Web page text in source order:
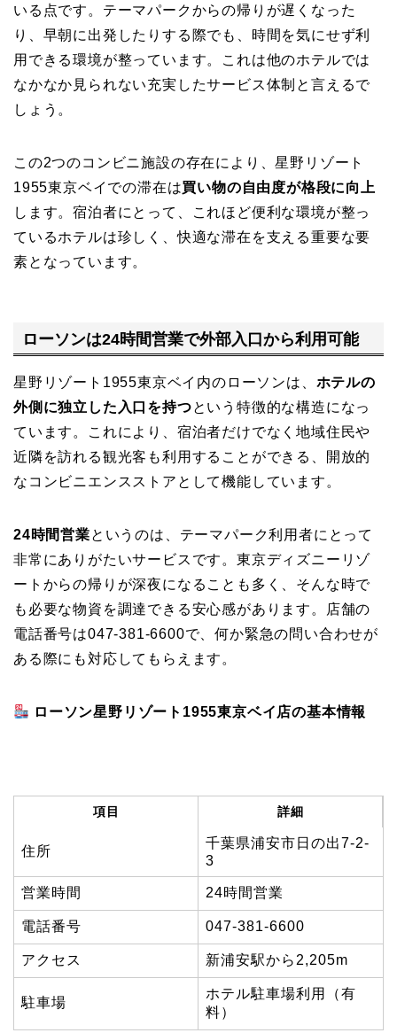
いる点です。テーマパークからの帰りが遅くなった
り、早朝に出発したりする際でも、時間を気にせず利
用できる環境が整っています。これは他のホテルでは
なかなか見られない充実したサービス体制と言えるで
しょう。
この2つのコンビニ施設の存在により、星野リゾート
1955東京ベイでの滞在は買い物の自由度が格段に向上
します。宿泊者にとって、これほど便利な環境が整っ
ているホテルは珍しく、快適な滞在を支える重要な要
素となっています。
ローソンは24時間営業で外部入口から利用可能
星野リゾート1955東京ベイ内のローソンは、 ホテルの
外側に独立した入口を持つという特徴的な構造になっ
ています。これにより、宿泊者だけでなく地域住民や
近隣を訪れる観光客も利用することができる、開放的
なコンビニエンスストアとして機能しています。
24時間営業というのは、テーマパーク利用者にとって
非常にありがたいサービスです。東京ディズニーリゾ
ートからの帰りが深夜になることも多く、そんな時で
も必要な物資を調達できる安心感があります。店舗の
電話番号は047-381-6600で、何か緊急の問い合わせが
ある際にも対応してもらえます。
ローソン星野リゾート1955東京ベイ店の基本情報
項目 詳細
住所
千葉県浦安市日の出7-2-
3
営業時間 24時間営業
電話番号 047-381-6600
アクセス 新浦安駅から2,205m
駐車場
ホテル駐車場利用（有
料）